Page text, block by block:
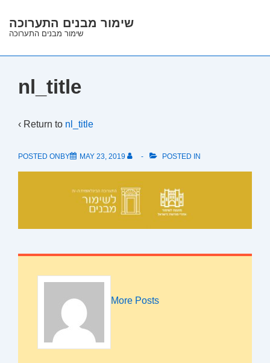
Skip
Main
שימור מבנים התערוכה
שימור מבנים התערוכה
nl_title
‹ Return to nl_title
POSTED ONBY MAY 23, 2019 POSTED IN
More Posts